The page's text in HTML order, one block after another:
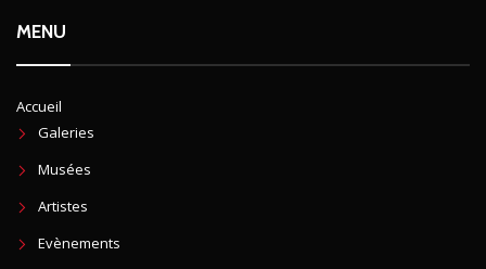
MENU
Accueil
Galeries
Musées
Artistes
Evènements